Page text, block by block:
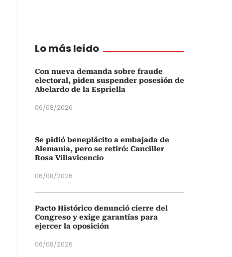
Lo más leído
Con nueva demanda sobre fraude
electoral, piden suspender posesión de
Abelardo de la Espriella
06/08/2026
Se pidió beneplácito a embajada de
Alemania, pero se retiró: Canciller
Rosa Villavicencio
06/08/2026
Pacto Histórico denunció cierre del
Congreso y exige garantías para
ejercer la oposición
06/08/2026